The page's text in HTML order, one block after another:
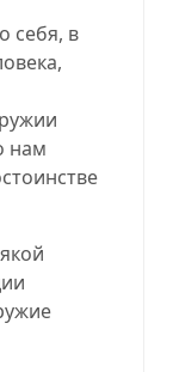
себя, в
нам